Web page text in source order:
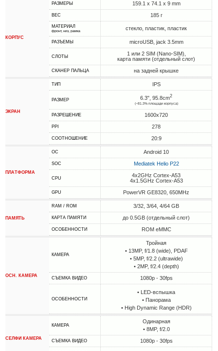
КОРПУС
РАЗМЕРЫ 159.1 x 74.1 x 9 mm
ВЕС 185 г
МАТЕРИАЛ
фронт, низ, рамка стекло, пластик, пластик
РАЗЪЕМЫ microUSB, jack 3.5mm
СЛОТЫ
1 или 2 SIM (Nano-SIM),
карта памяти (отдельный слот)
СКАНЕР ПАЛЬЦА на задней крышке
ЭКРАН
ТИП IPS
РАЗМЕР 6.3", 95.8cm2
(~81.3% площади корпуса)
РАЗРЕШЕНИЕ 1600x720
PPI 278
СООТНОШЕНИЕ 20:9
ПЛАТФОРМА
ОС Android 10
SOC Mediatek Helio P22
CPU
4x2GHz Cortex-A53
4x1.5GHz Cortex-A53
GPU PowerVR GE8320, 650MHz
ПАМЯТЬ
RAM / ROM 3/32, 3/64, 4/64 GB
КАРТА ПАМЯТИ до 0.5GB (отдельный слот)
ОСОБЕННОСТИ ROM eMMC
ОСН. КАМЕРА
КАМЕРА
Тройная
• 13MP, f/1.8 (wide), PDAF
• 5MP, f/2.2 (ultrawide)
• 2MP, f/2.4 (depth)
СЪЕМКА ВИДЕО 1080p - 30fps
ОСОБЕННОСТИ
• LED-вспышка
• Панорама
• High Dynamic Range (HDR)
СЕЛФИ КАМЕРА
КАМЕРА
Одинарная
• 8MP, f/2.0
СЪЕМКА ВИДЕО 1080p - 30fps